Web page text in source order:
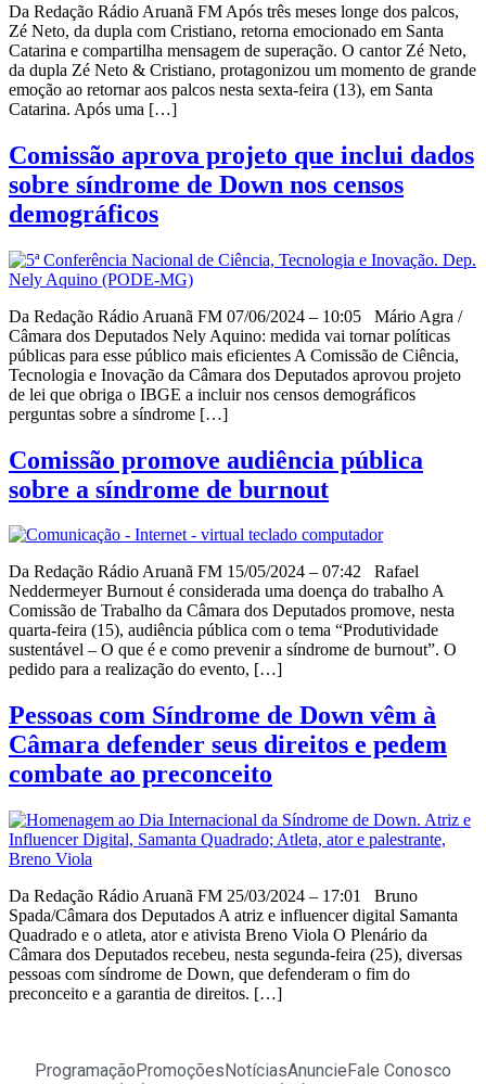
Da Redação Rádio Aruanã FM Após três meses longe dos palcos,
Zé Neto, da dupla com Cristiano, retorna emocionado em Santa
Catarina e compartilha mensagem de superação. O cantor Zé Neto,
da dupla Zé Neto & Cristiano, protagonizou um momento de grande
emoção ao retornar aos palcos nesta sexta-feira (13), em Santa
Catarina. Após uma […]
Comissão aprova projeto que inclui dados
sobre síndrome de Down nos censos
demográficos
Da Redação Rádio Aruanã FM 07/06/2024 – 10:05 Mário Agra /
Câmara dos Deputados Nely Aquino: medida vai tornar políticas
públicas para esse público mais eficientes A Comissão de Ciência,
Tecnologia e Inovação da Câmara dos Deputados aprovou projeto
de lei que obriga o IBGE a incluir nos censos demográficos
perguntas sobre a síndrome […]
Comissão promove audiência pública
sobre a síndrome de burnout
Da Redação Rádio Aruanã FM 15/05/2024 – 07:42 Rafael
Neddermeyer Burnout é considerada uma doença do trabalho A
Comissão de Trabalho da Câmara dos Deputados promove, nesta
quarta-feira (15), audiência pública com o tema “Produtividade
sustentável – O que é e como prevenir a síndrome de burnout”. O
pedido para a realização do evento, […]
Pessoas com Síndrome de Down vêm à
Câmara defender seus direitos e pedem
combate ao preconceito
Da Redação Rádio Aruanã FM 25/03/2024 – 17:01 Bruno
Spada/Câmara dos Deputados A atriz e influencer digital Samanta
Quadrado e o atleta, ator e ativista Breno Viola O Plenário da
Câmara dos Deputados recebeu, nesta segunda-feira (25), diversas
pessoas com síndrome de Down, que defenderam o fim do
preconceito e a garantia de direitos. […]
Programação Promoções NotíciasAnuncie Fale Conosco